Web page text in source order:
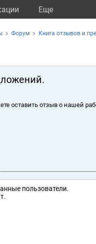
Eще
Форум Книга отзывов и
оставить отзыв о нашей
пользователи.